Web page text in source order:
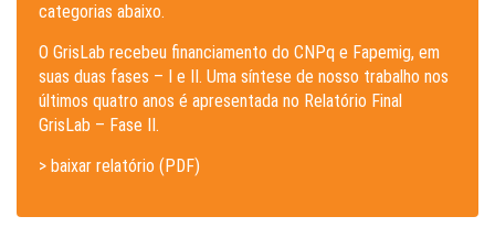
categorias abaixo.
O GrisLab recebeu financiamento do CNPq e Fapemig, em
suas duas fases – I e II. Uma síntese de nosso trabalho nos
últimos quatro anos é apresentada no Relatório Final
GrisLab – Fase II.
> baixar relatório (PDF)